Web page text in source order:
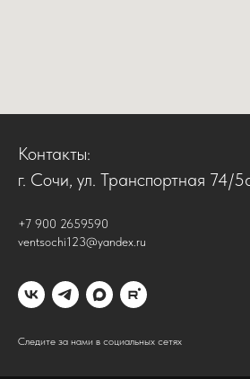
Контакты:
г. Сочи, ул. Транспортная 74/
+7 900 2659590
ventsochi123@yandex.ru
Следите за нами в социальных сетях